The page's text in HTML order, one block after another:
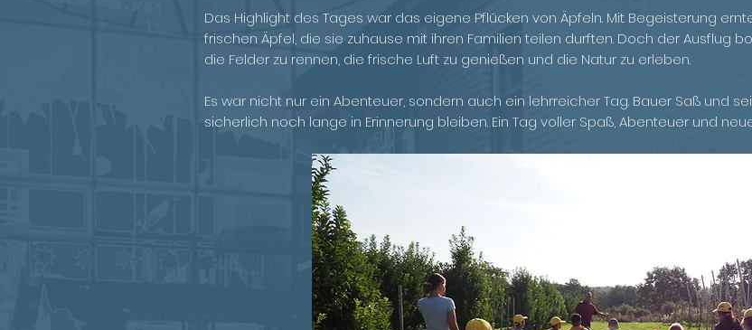
Das Highlight des Tages war das eigene Pflücken von Äpfeln. Mit Begeisterung
frischen Äpfel, die sie zuhause mit ihren Familien teilen durften. Doch der Ausflug
die Felder zu rennen, die frische Luft zu genießen und die Natur zu erleben.
Es war nicht nur ein Abenteuer, sondern auch ein lehrreicher Tag. Bauer Saß und
sicherlich noch lange in Erinnerung bleiben. Ein Tag voller Spaß, Abenteuer und